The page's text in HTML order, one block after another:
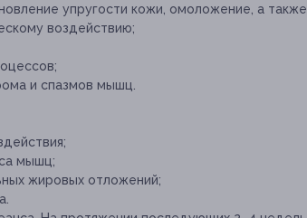
упругости кожи, омоложение, а также
воздействию;
и спазмов мышц.
мышц;
жировых отложений;